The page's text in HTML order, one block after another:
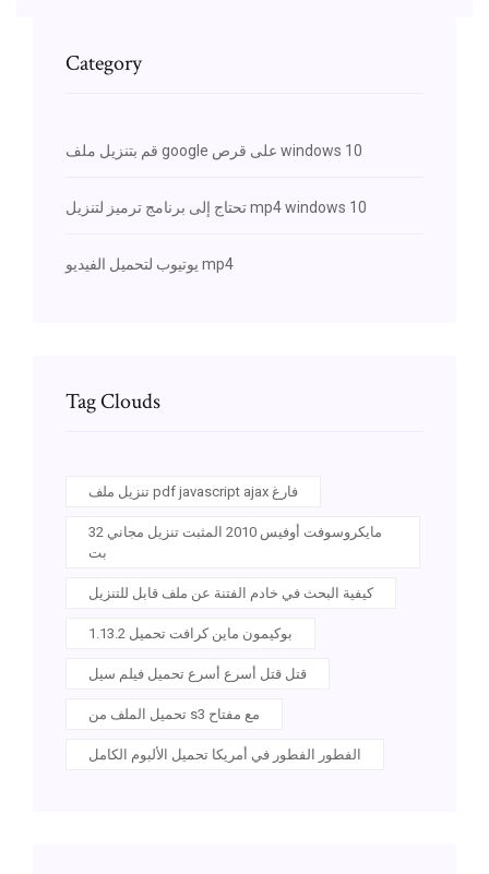
Category
قم بتنزيل ملف google على قرص windows 10
تحتاج إلى برنامج ترميز لتنزيل mp4 windows 10
يوتيوب لتحميل الفيديو mp4
Tag Clouds
تنزيل ملف pdf javascript ajax فارغ
مايكروسوفت أوفيس 2010 المثبت تنزيل مجاني 32
بت
كيفية البحث في خادم الفتنة عن ملف قابل للتنزيل
بوكيمون ماين كرافت تحميل 1.13.2
قتل قتل أسرع أسرع تحميل فيلم سيل
تحميل الملف من s3 مع مفتاح
الفطور الفطور في أمريكا تحميل الألبوم الكامل